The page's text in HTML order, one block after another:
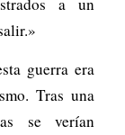
guerra era
Tras una
se verían